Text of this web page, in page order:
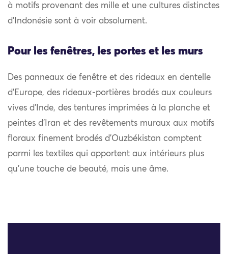
à motifs provenant des mille et une cultures distinctes
d’Indonésie sont à voir absolument.
Pour les fenêtres, les portes et les murs
Des panneaux de fenêtre et des rideaux en dentelle
d’Europe, des rideaux-portières brodés aux couleurs
vives d’Inde, des tentures imprimées à la planche et
peintes d’Iran et des revêtements muraux aux motifs
floraux finement brodés d’Ouzbékistan comptent
parmi les textiles qui apportent aux intérieurs plus
qu’une touche de beauté, mais une âme.